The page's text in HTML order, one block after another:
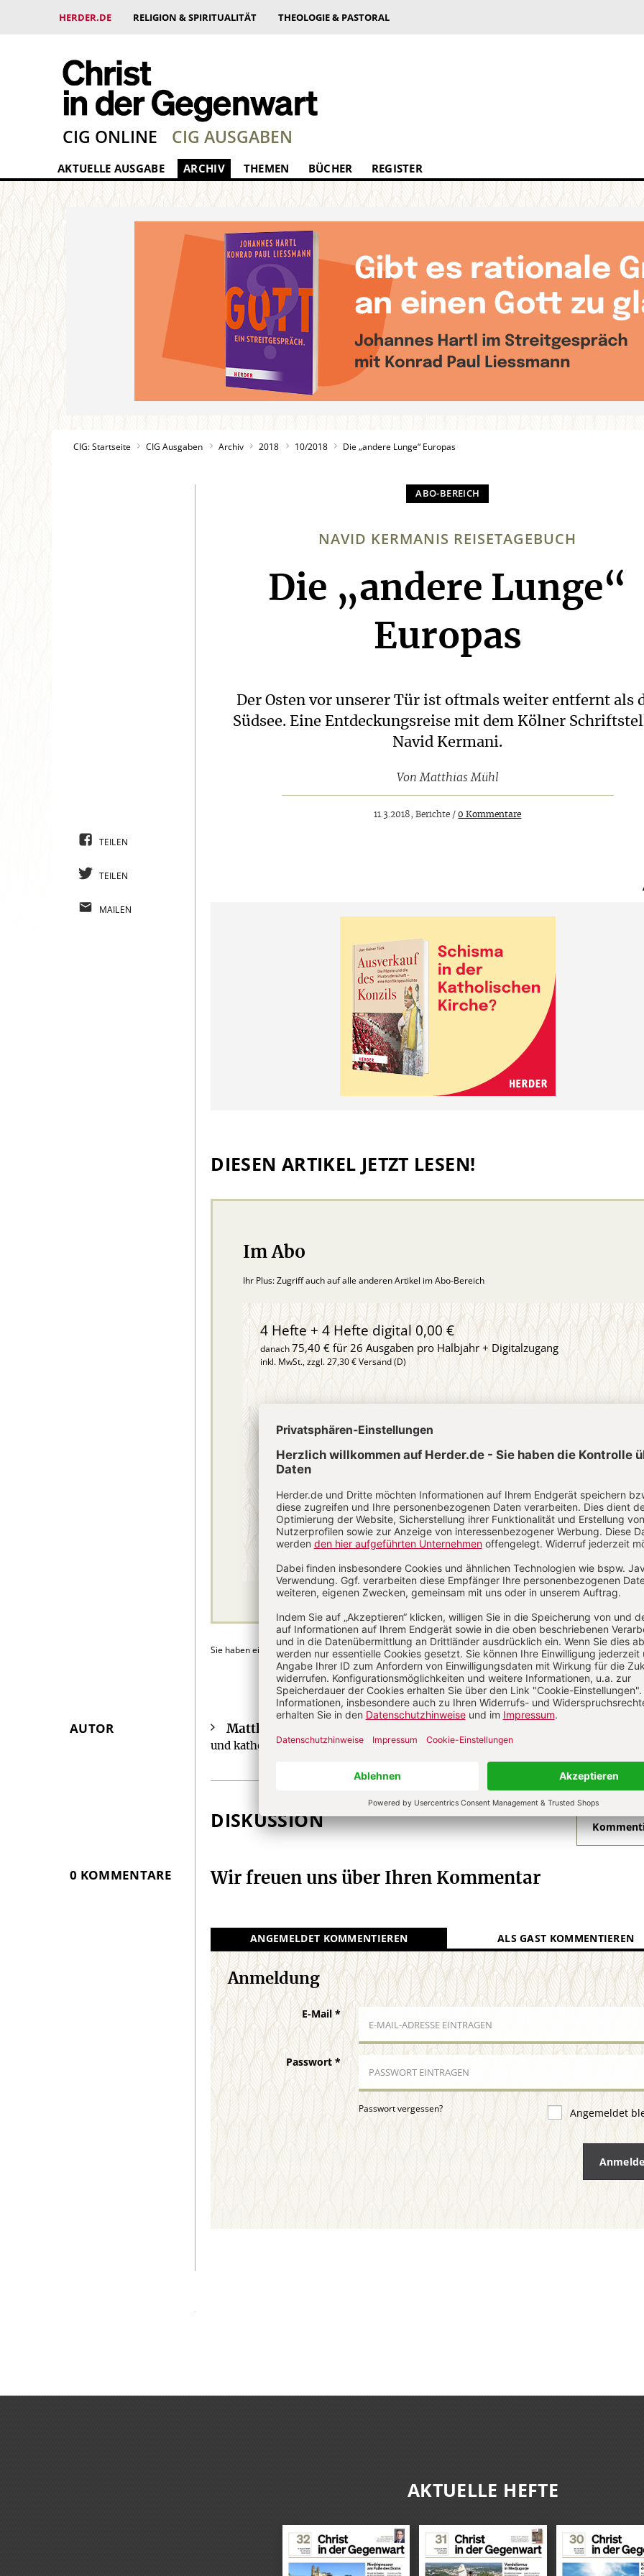
HERDER.DE RELIGION & SPIRITUALITÄT THEOLOGIE & PASTORAL
CIG ONLINE CIG AUSGABEN
AKTUELLE AUSGABE ARCHIV THEMEN BÜCHER REGISTER
CIG: Startseite CIG Ausgaben Archiv 2018 10/2018 Die „andere Lunge“ Europas
NAVID KERMANIS REISETAGEBUCH
:
Die „andere Lunge“
Europas
Der Osten vor unserer Tür ist oftmals weiter entfernt als
Südsee. Eine Entdeckungsreise mit dem Kölner
Navid Kermani.
Von Matthias Mühl
11.3.2018, Berichte /0 Kommentare
DIESEN ARTIKEL JETZT LESEN!
Im Abo
Ihr Plus: Zugriff auch auf alle anderen Artikel im Abo-Bereich
4 Hefte + 4 Hefte digital 0,00 €
danach75,40 € für 26 Ausgaben pro Halbjahr + Digitalzugang
inkl. MwSt., zzgl. 27,30 € Versand (D)
IM ABO
Abo testen
Sie haben ein Abonnement?Anmelden
TEILEN
TEILEN
MAILEN
Überschrift
AUTOR Matthias Mühl
und katholische Religion, Diakon, Freiburg.
DISKUSSION
0 KOMMENTARE Wir freuen uns über Ihren Kommentar
ANGEMELDET KOMMENTIEREN ALS GAST KOMMENTIEREN
Anmeldung
E-Mail *
Passwort*
Passwort vergessen? Angemeldet
AKTUELLE HEFTE